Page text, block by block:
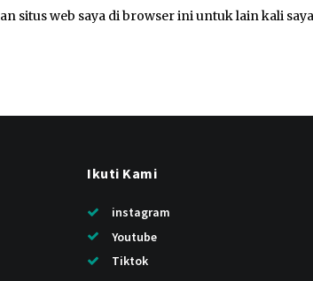
situs web saya di browser ini untuk lain kali
Ikuti Kami
instagram
Youtube
Tiktok